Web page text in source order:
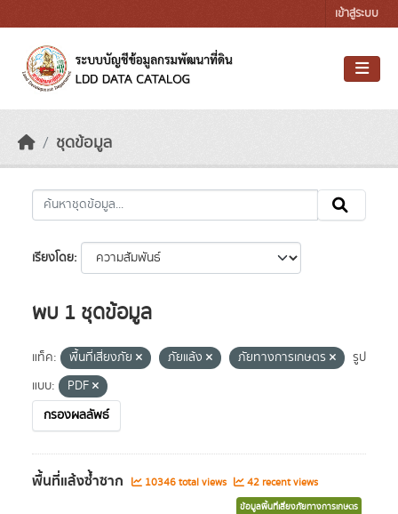
เข้าสู่ระบบ
ชุดข้อมูล
เรียงโดย
พบ 1 ชุดข้อมูล
แท็ค: พื้นที่เสี่ยงภัย ภัยแล้ง ภัยทางการเกษตร
รูป
แบบ:
PDF
กรองผลลัพธ์
พื้นที่แล้งซ้ำซาก 10346 total views 42 recent views
ข้อมูลพื้นที่เสี่ยงภัยทางการเกษตร